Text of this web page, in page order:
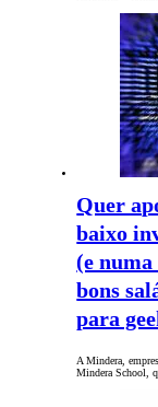
Quer
baixo
(e
bons
para
A Mindera,
Mindera School,